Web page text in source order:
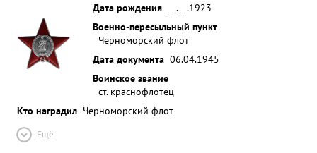
Дата рождения
__.__.1923
Военно-пересыльный пункт
Черноморский флот
Дата документа 06.04.1945
Воинское звание
ст. краснофлотец
Кто наградил Черноморский флот
Ещё